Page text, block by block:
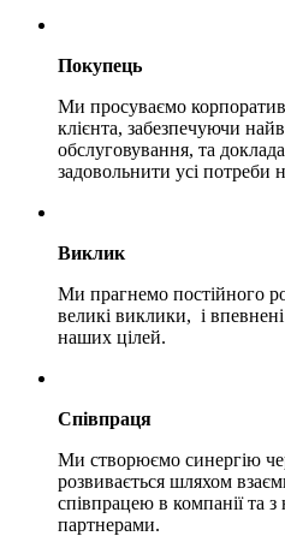
Покупець
Ми просуваємо
клієнта, забезпечуючи
обслуговування, та
задовольнити усі потреби
Виклик
Ми прагнемо постійного
великі виклики, і
наших цілей.
Співпраця
Ми створюємо синергію
розвивається шляхом
співпрацею в компанії та
партнерами.